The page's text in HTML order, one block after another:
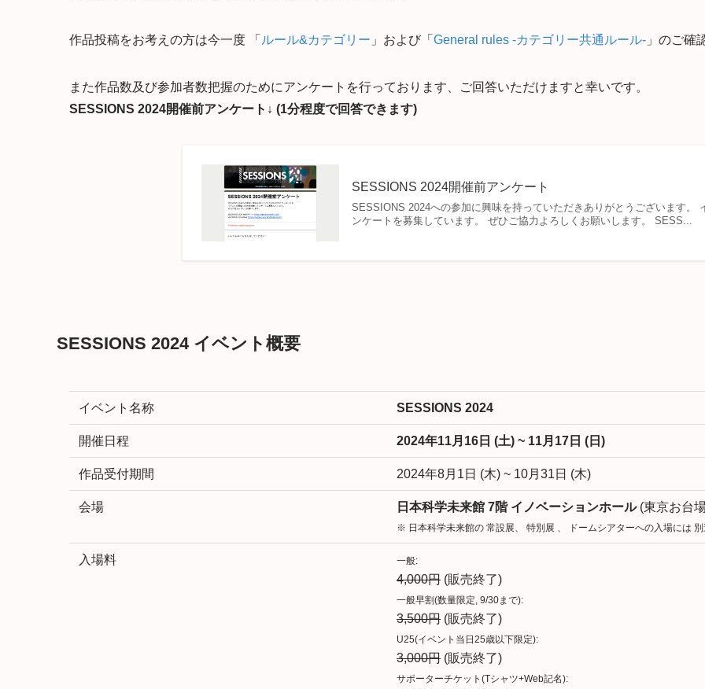
作品投稿をお考えの方は今一度 「 ルール&カテゴリー 」および「 General rules -カテゴリー共通ルール- 」のご確
また作品数及び参加者数把握のためにアンケートを行っております、ご回答いただけますと幸いです。
SESSIONS 2024開催前アンケート↓ (1分程度で回答できます)
SESSIONS 2024開催前アンケート
SESSIONS 2024への参加に興味を持っていただきありがとうございます。
ンケートを募集しています。 ぜひご協力よろしくお願いします。 SESS...
SESSIONS 2024 イベント概要
イベント名称 SESSIONS 2024
開催日程 2024年11月16日 (土) ~ 11月17日 (日)
作品受付期間 2024年8月1日 (木) ~ 10月31日 (木)
会場 日本科学未来館 7階 イノベーションホール(東京お台
※ 日本科学未来館の 常設展、 特別展 、 ドームシアターへの入場には 別
入場料 一般:
4,000円 (販売終了)
一般早割(数量限定, 9/30まで):
3,500円 (販売終了)
U25(イベント当日25歳以下限定):
3,000円 (販売終了)
サポーターチケット(Tシャツ+Web記名):